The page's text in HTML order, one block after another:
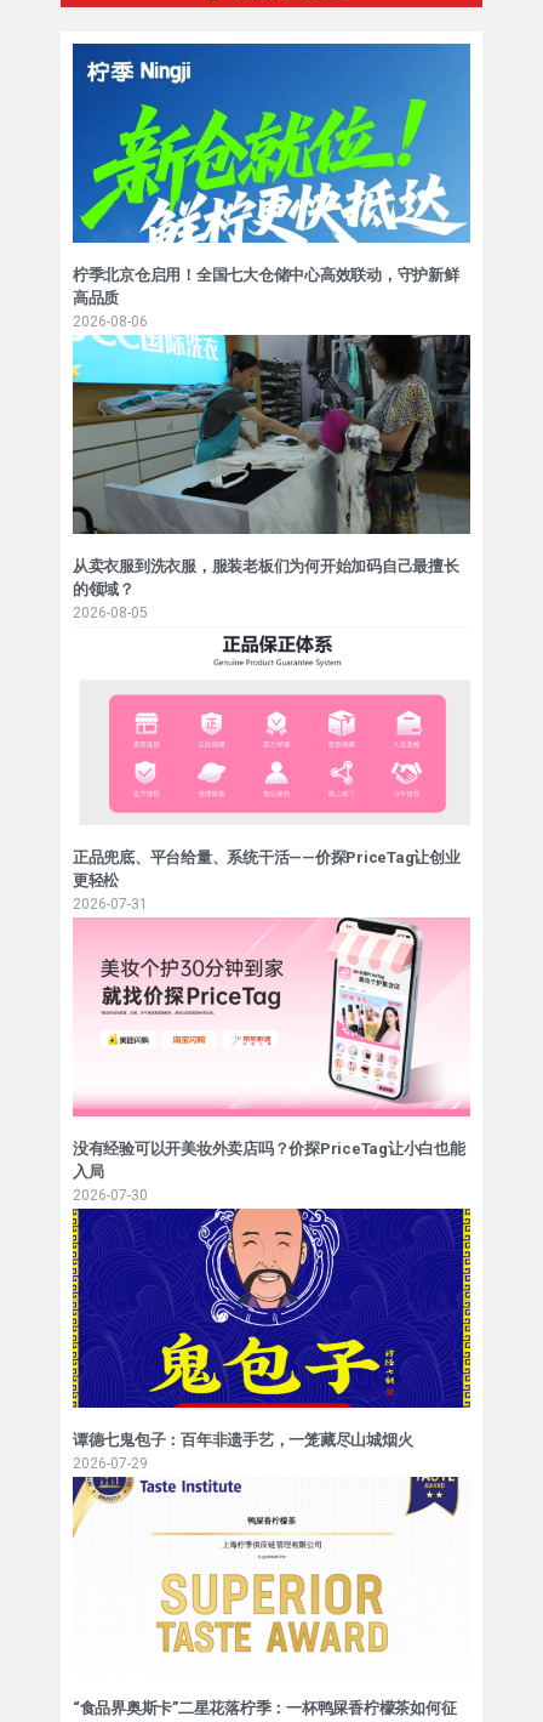
柠季北京仓启用！全国七大仓储中心高效联动，守护新鲜
高品质
2026-08-06
从卖衣服到洗衣服，服装老板们为何开始加码自己最擅长
的领域？
2026-08-05
正品兜底、平台给量、系统干活——价探PriceTag让创业
更轻松
2026-07-31
没有经验可以开美妆外卖店吗？价探PriceTag让小白也能
入局
2026-07-30
谭德七鬼包子：百年非遗手艺，一笼藏尽山城烟火
2026-07-29
“食品界奥斯卡”二星花落柠季：一杯鸭屎香柠檬茶如何征